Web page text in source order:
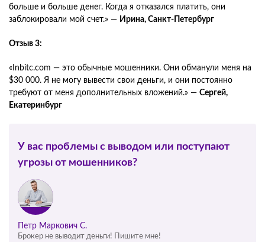
больше и больше денег. Когда я отказался платить, они
заблокировали мой счет.» — Ирина, Санкт-Петербург
Отзыв 3:
«Inbitc.com — это обычные мошенники. Они обманули меня на
$30 000. Я не могу вывести свои деньги, и они постоянно
требуют от меня дополнительных вложений.» — Сергей,
Екатеринбург
У вас проблемы с выводом или поступают
угрозы от мошенников?
Петр Маркович С.
Брокер не выводит деньги! Пишите мне!